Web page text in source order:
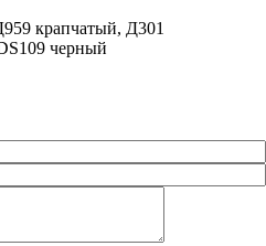
крапчатый, Д301
черный